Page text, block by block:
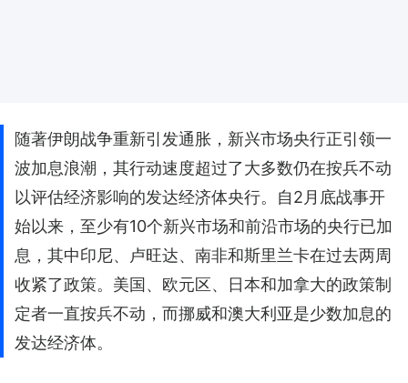
随著伊朗战争重新引发通胀，新兴市场央行正引领一
波加息浪潮，其行动速度超过了大多数仍在按兵不动
以评估经济影响的发达经济体央行。自2月底战事开
始以来，至少有10个新兴市场和前沿市场的央行已加
息，其中印尼、卢旺达、南非和斯里兰卡在过去两周
收紧了政策。美国、欧元区、日本和加拿大的政策制
定者一直按兵不动，而挪威和澳大利亚是少数加息的
发达经济体。